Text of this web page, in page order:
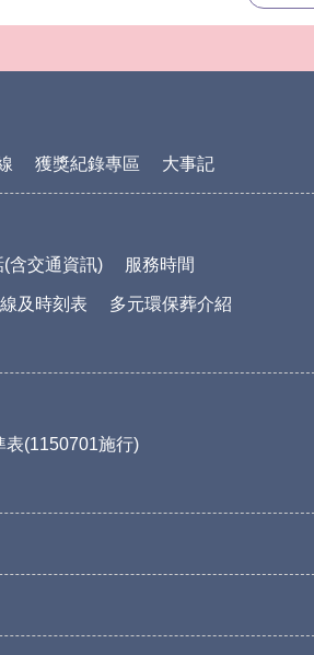
獲獎紀錄專區 大事記
含交通資訊) 服務時間
及時刻表 多元環保葬介紹
表(1150701施行)